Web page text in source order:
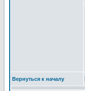
Вернуться к началу